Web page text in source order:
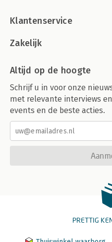
Klantenservice
Zakelijk
Altijd op de hoogte
Schrijf u in voor onze
met relevante interviews
events en de beste acties.
PRETTIG